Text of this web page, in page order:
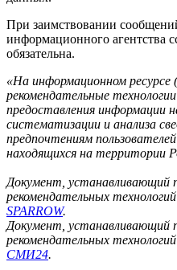
При заимствовании
информационного агентства
обязательна.
«На информационном
рекомендательные
предоставления информации
систематизации и анализа
предпочтениям
находящихся на территории
Документ, устанавливающий
рекомендательных
SPARROW.
Документ, устанавливающий
рекомендательных
СМИ24.